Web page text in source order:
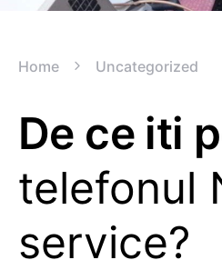
Home Uncategorized
De ce iti
telefonul
service?